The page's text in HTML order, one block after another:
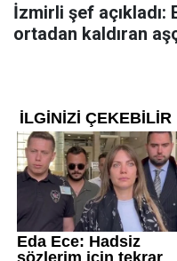
İzmirli şef açıkladı:
ortadan kaldıran